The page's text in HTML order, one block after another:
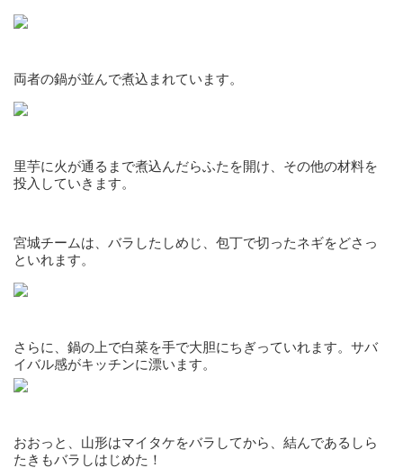
両者の鍋が並んで煮込まれています。
里芋に火が通るまで煮込んだらふたを開け、その他の材料を
投入していきます。
宮城チームは、バラしたしめじ、包丁で切ったネギをどさっ
といれます。
さらに、鍋の上で白菜を手で大胆にちぎっていれます。サバ
イバル感がキッチンに漂います。
おおっと、山形はマイタケをバラしてから、結んであるしら
たきもバラしはじめた！